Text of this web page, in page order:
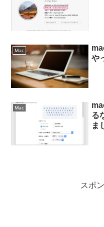
Mac
や
Mac
る
ま
スポ